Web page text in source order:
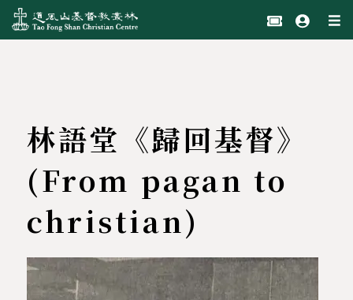
林語堂《歸回基督》
(From pagan to
christian)